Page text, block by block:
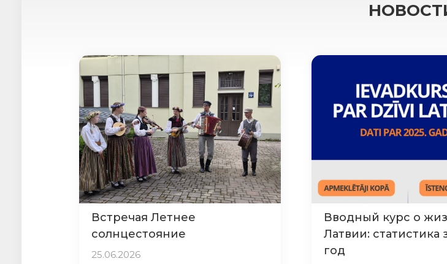
Встречая Летнее
солнцестояние
25.06.2026
Вводный курс о
Латвии: статистика
год